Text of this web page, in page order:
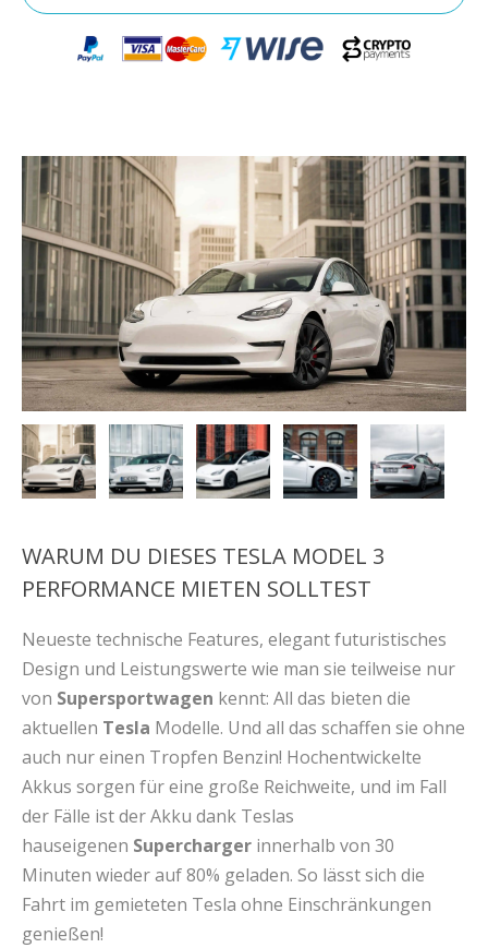
WARUM DU DIESES TESLA MODEL 3
PERFORMANCE MIETEN SOLLTEST
Neueste technische Features, elegant futuristisches
Design und Leistungswerte wie man sie teilweise nur
von Supersportwagen kennt: All das bieten die
aktuellen Tesla Modelle. Und all das schaffen sie ohne
auch nur einen Tropfen Benzin! Hochentwickelte
Akkus sorgen für eine große Reichweite, und im Fall
der Fälle ist der Akku dank Teslas
hauseigenen Supercharger innerhalb von 30
Minuten wieder auf 80% geladen. So lässt sich die
Fahrt im gemieteten Tesla ohne Einschränkungen
genießen!